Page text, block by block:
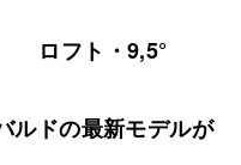
ロフト・9,5°
ルドの最新モデルが